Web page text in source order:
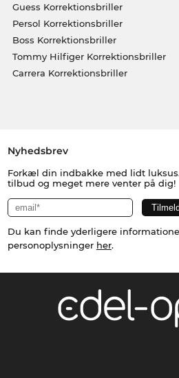
Guess Korrektionsbriller
Persol Korrektionsbriller
Boss Korrektionsbriller
Tommy Hilfiger Korrektionsbriller
Carrera Korrektionsbriller
Nyhedsbrev
Forkæl din indbakke med lidt
tilbud og meget mere venter på dig!
Du kan finde yderligere
personoplysninger her.